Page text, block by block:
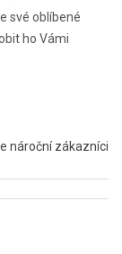
své oblíbené
ho Vámi
nároční zákazníci